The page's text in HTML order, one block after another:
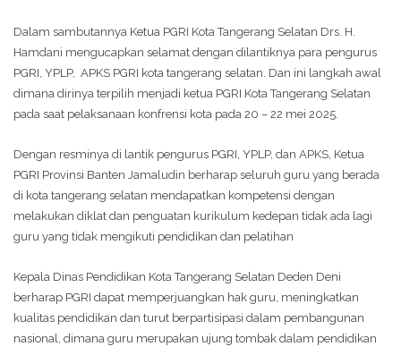
Dalam sambutannya Ketua PGRI Kota Tangerang Selatan Drs. H.
Hamdani mengucapkan selamat dengan dilantiknya para pengurus
PGRI, YPLP, APKS PGRI kota tangerang selatan. Dan ini langkah awal
dimana dirinya terpilih menjadi ketua PGRI Kota Tangerang Selatan
pada saat pelaksanaan konfrensi kota pada 20 – 22 mei 2025.
Dengan resminya di lantik pengurus PGRI, YPLP, dan APKS, Ketua
PGRI Provinsi Banten Jamaludin berharap seluruh guru yang berada
di kota tangerang selatan mendapatkan kompetensi dengan
melakukan diklat dan penguatan kurikulum kedepan tidak ada lagi
guru yang tidak mengikuti pendidikan dan pelatihan
Kepala Dinas Pendidikan Kota Tangerang Selatan Deden Deni
berharap PGRI dapat memperjuangkan hak guru, meningkatkan
kualitas pendidikan dan turut berpartisipasi dalam pembangunan
nasional, dimana guru merupakan ujung tombak dalam pendidikan